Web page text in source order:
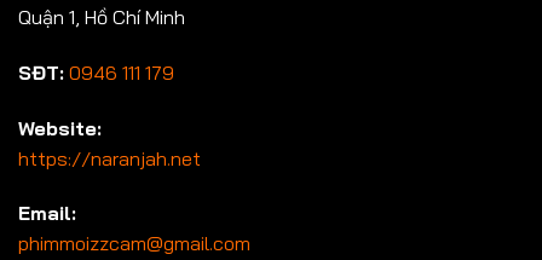
Quận 1, Hồ Chí Minh
SĐT: 0946 111 179
Website:
https://naranjah.net
Email:
phimmoizzcam@gmail.com